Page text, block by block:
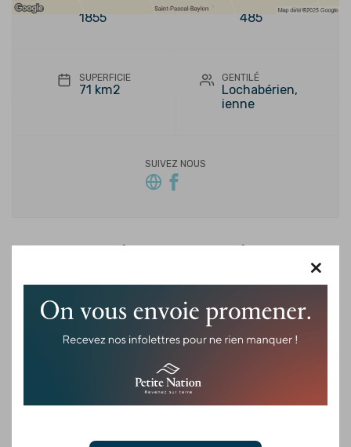
×
1855
POPULATION
485
SUPERFICIE
71 km2
GENTILÉ
Lochabérien,
ienne
SUIVEZ NOUS
Terre agricole et saveurs du terroir
Situé entre Thurso et Plaisance, le Canton de Lochaber est une
municipalité agricole où se conjuguent qualité de vie, savoir-
faire rural et produits du terroir. Le paysage, ponctué de champs
et de fermes familiales, invite à ralentir et à découvrir une
agriculture de proximité, ancrée dans le respect des traditions